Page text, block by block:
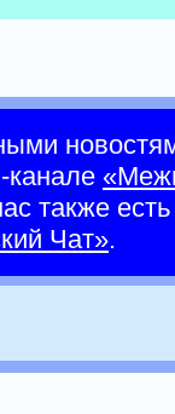
канале
также
Чат».